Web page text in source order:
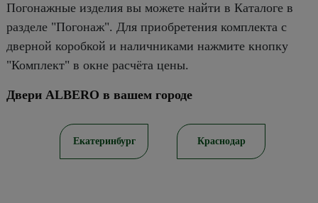
Погонажные изделия вы можете найти в Каталоге в
разделе "Погонаж". Для приобретения комплекта с
дверной коробкой и наличниками нажмите кнопку
"Комплект" в окне расчёта цены.
Двери ALBERO в вашем городе
Екатеринбург Краснодар